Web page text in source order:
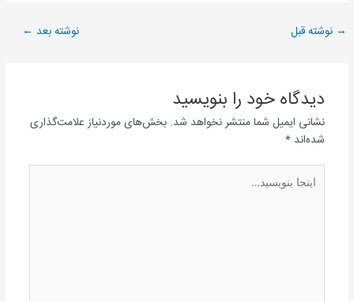
→ نوشته قبل نوشته بعد ←
دیدگاه‌ خود را بنویسید
نشانی ایمیل شما منتشر نخواهد شد. بخش‌های موردنیاز علامت‌گذاری
شده‌اند *
بنویسید…